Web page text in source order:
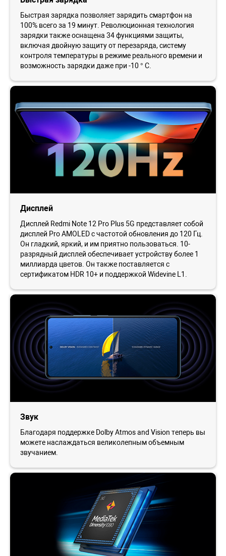
Быстрая зарядка позволяет зарядить смартфон на
100% всего за 19 минут. Революционная технология
зарядки также оснащена 34 функциями защиты,
включая двойную защиту от перезаряда, систему
контроля температуры в режиме реального времени и
возможность зарядки даже при -10 ° C.
Дисплей
Дисплей Redmi Note 12 Pro Plus 5G представляет собой
дисплей Pro AMOLED с частотой обновления до 120 Гц.
Он гладкий, яркий, и им приятно пользоваться. 10-
разрядный дисплей обеспечивает устройству более 1
миллиарда цветов. Он также поставляется с
сертификатом HDR 10+ и поддержкой Widevine L1.
Звук
Благодаря поддержке Dolby Atmos and Vision теперь вы
можете наслаждаться великолепным объемным
звучанием.